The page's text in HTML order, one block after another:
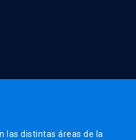
las distintas áreas de la